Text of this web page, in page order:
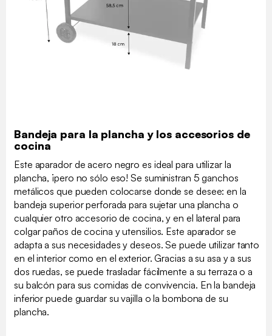
Bandeja para la plancha y los accesorios de
cocina
Este aparador de acero negro es ideal para utilizar la
plancha, ¡pero no sólo eso! Se suministran 5 ganchos
metálicos que pueden colocarse donde se desee: en la
bandeja superior perforada para sujetar una plancha o
cualquier otro accesorio de cocina, y en el lateral para
colgar paños de cocina y utensilios. Este aparador se
adapta a sus necesidades y deseos. Se puede utilizar tanto
en el interior como en el exterior. Gracias a su asa y a sus
dos ruedas, se puede trasladar fácilmente a su terraza o a
su balcón para sus comidas de convivencia. En la bandeja
inferior puede guardar su vajilla o la bombona de su
plancha.